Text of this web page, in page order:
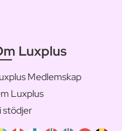
Luxplus
Medlemskap
Luxplus
stödjer